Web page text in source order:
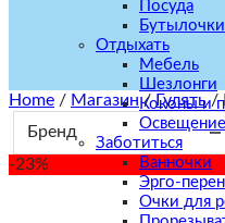
Посуда
Отдыхать
Мебель
Шезлонги
Коконы и
Заботиться
Ванночки
Эрго-
Очки для
Home / Магазин / Гулять /
Бренд
-23%